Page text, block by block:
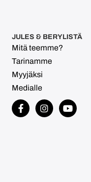
JULES & BERYLISTÄ
Mitä teemme?
Tarinamme
Myyjäksi
Medialle